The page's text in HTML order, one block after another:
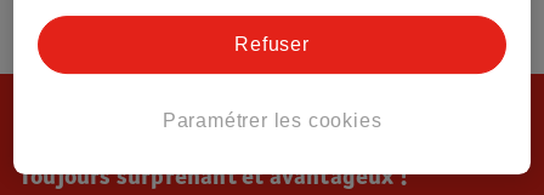
Toujours surprenant et avantageux !
Paramétrer les cookies
Refuser